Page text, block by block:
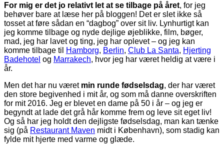
For mig er det jo relativt let at se tilbage på året, for jeg
behøver bare at læse her på bloggen! Det er slet ikke så
tosset at føre sådan en “dagbog” over sit liv. Lynhurtigt kan
jeg komme tilbage og nyde dejlige øjeblikke, film, bøger,
mad, jeg har lavet og ting, jeg har oplevet – og jeg kan
komme tilbage til
Hamborg, Berlin, Club La Santa, Hjerting
Badehotel og Marrakech, hvor jeg har været heldig at være i
år.
Men det har nu været min runde fødselsdag, der har været
den store begivenhed i mit år, og som må danne overskriften
for mit 2016. Jeg er blevet en dame på 50 i år – og jeg er
begyndt at lade det grå hår komme frem og leve sit eget liv!
Og så har jeg holdt den dejligste fødselsdag, man kan tænke
sig (på Restaurant Maven midt i København), som stadig kan
fylde mit hjerte med varme og glæde.